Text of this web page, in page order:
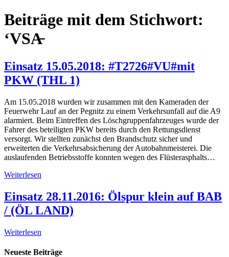
Beiträge mit dem Stichwort:
‘VSA̵
Einsatz 15.05.2018: #T2726#VU#mit
PKW (THL 1)
Am 15.05.2018 wurden wir zusammen mit den Kameraden der
Feuerwehr Lauf an der Pegnitz zu einem Verkehrsunfall auf die A9
alarmiert. Beim Eintreffen des Löschgruppenfahrzeuges wurde der
Fahrer des beteiligten PKW bereits durch den Rettungsdienst
versorgt. Wir stellten zunächst den Brandschutz sicher und
erweiterten die Verkehrsabsicherung der Autobahnmeisterei. Die
auslaufenden Betriebsstoffe konnten wegen des Flüsterasphalts…
Weiterlesen
Einsatz 28.11.2016: Ölspur klein auf BAB
/ (ÖL LAND)
Weiterlesen
Neueste Beiträge